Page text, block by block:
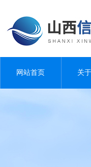
网站首页 关